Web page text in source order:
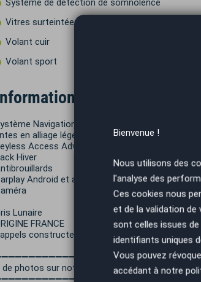
Système de détection de somnolence
Vitres surteintées
Volant cuir
Volant sport
complémentaires
Navigation & Infotainment Discover Pro
en alliage léger 18" Bakersfield
Access Advanced avec alarme
Hiver
Android et apple sans fil
Lunaire
FRANCE
constructeur à jour
de photos sur notre site autoeasy agence
Bienvenue !
Nous utilisons des
l'analyse des
Ces cookies nous
et de la validation
sont celles issues
identifiants uniques
Vous pouvez
accédant à notre